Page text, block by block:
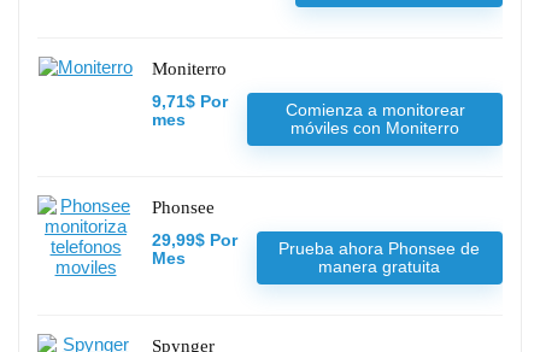
Moniterro
9,71$ Por
mes
Comienza a monitorear
móviles con Moniterro
Phonsee
29,99$ Por
Mes
Prueba ahora Phonsee de
manera gratuita
Spynger